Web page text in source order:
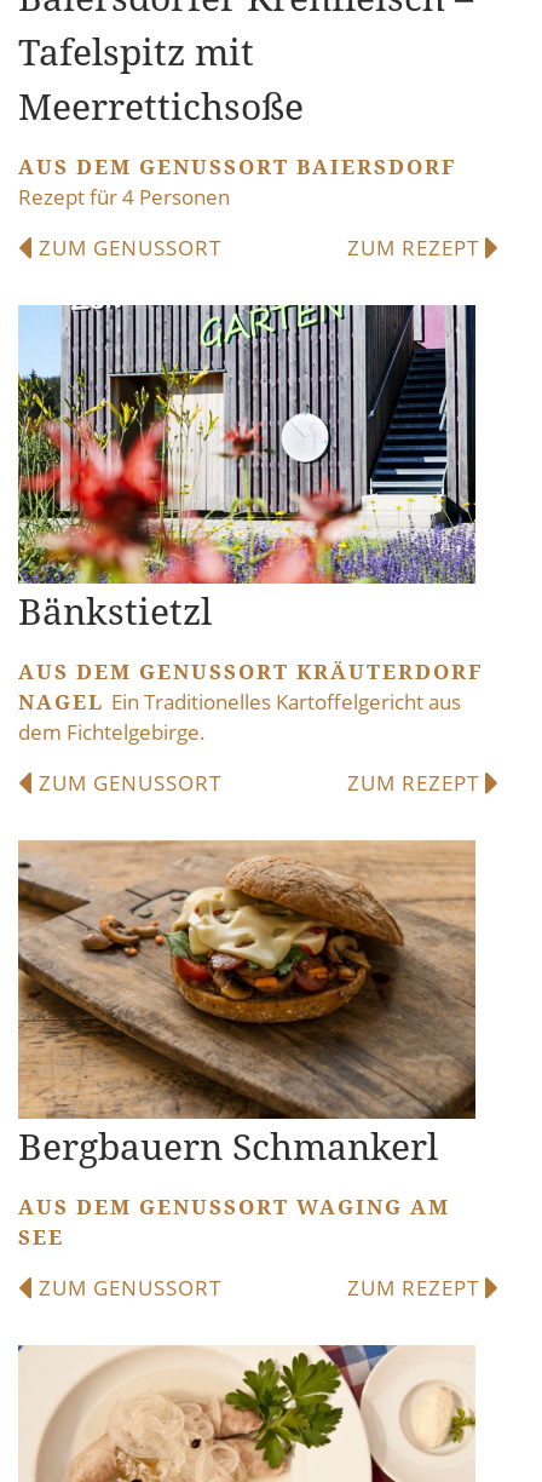
Tafelspitz mit
Meerrettichsoße
AUS DEM GENUSSORT BAIERSDORF
Rezept für 4 Personen
ZUM GENUSSORT
ZUM REZEPT
Bänkstietzl
AUS DEM GENUSSORT KRÄUTERDORF
NAGEL Ein Traditionelles Kartoffelgericht aus
dem Fichtelgebirge.
ZUM GENUSSORT
ZUM REZEPT
Bergbauern Schmankerl
AUS DEM GENUSSORT WAGING AM
SEE
ZUM GENUSSORT
ZUM REZEPT